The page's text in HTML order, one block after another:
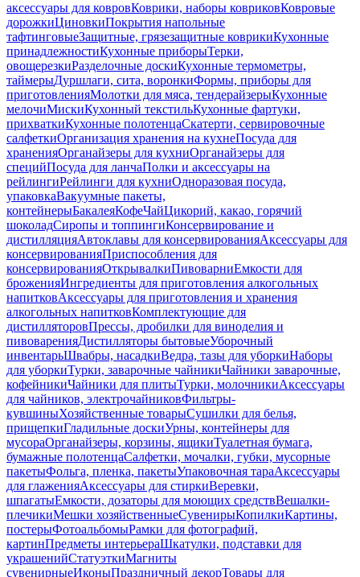
аксессуары для ковровКоврики, наборы ковриковКовровые
дорожкиЦиновкиПокрытия напольные
тафтинговыеЗащитные, грязезащитные коврикиКухонные
принадлежностиКухонные приборыТерки,
овощерезкиРазделочные доскиКухонные термометры,
таймерыДуршлаги, сита, воронкиФормы, приборы для
приготовленияМолотки для мяса, тендерайзерыКухонные
мелочиМискиКухонный текстильКухонные фартуки,
прихваткиКухонные полотенцаСкатерти, сервировочные
салфеткиОрганизация хранения на кухнеПосуда для
храненияОрганайзеры для кухниОрганайзеры для
специйПосуда для ланчаПолки и аксессуары на
рейлингиРейлинги для кухниОдноразовая посуда,
упаковкаВакуумные пакеты,
контейнерыБакалеяКофеЧайЦикорий, какао, горячий
шоколадСиропы и топпингиКонсервирование и
дистилляцияАвтоклавы для консервированияАксессуары для
консервированияПриспособления для
консервированияОткрывалкиПивоварниЕмкости для
броженияИнгредиенты для приготовления алкогольных
напитковАксессуары для приготовления и хранения
алкогольных напитковКомплектующие для
дистилляторовПрессы, дробилки для виноделия и
пивоваренияДистилляторы бытовыеУборочный
инвентарьШвабры, насадкиВедра, тазы для уборкиНаборы
для уборкиТурки, заварочные чайникиЧайники заварочные,
кофейникиЧайники для плитыТурки, молочникиАксессуары
для чайников, электрочайниковФильтры-
кувшиныХозяйственные товарыСушилки для белья,
прищепкиГладильные доскиУрны, контейнеры для
мусораОрганайзеры, корзины, ящикиТуалетная бумага,
бумажные полотенцаСалфетки, мочалки, губки, мусорные
пакетыФольга, пленка, пакетыУпаковочная тараАксессуары
для глаженияАксессуары для стиркиВеревки,
шпагатыЕмкости, дозаторы для моющих средствВешалки-
плечикиМешки хозяйственныеСувенирыКопилкиКартины,
постерыФотоальбомыРамки для фотографий,
картинПредметы интерьераШкатулки, подставки для
украшенийСтатуэткиМагниты
сувенирныеИконыПраздничный декорТовары для